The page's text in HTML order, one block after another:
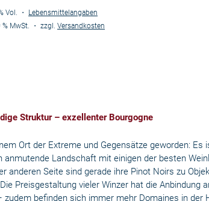
Vol. ・ Lebensmittelangaben
MwSt. ・zzgl.Versandkosten
Struktur – exzellenter Bourgogne
Ort der Extreme und Gegensätze geworden: Es
anmutende Landschaft mit einigen der besten
anderen Seite sind gerade ihre Pinot Noirs zu
Preisgestaltung vieler Winzer hat die Anbindung
zudem befinden sich immer mehr Domaines in der